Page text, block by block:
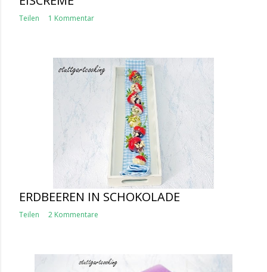
Teilen 1 Kommentar
ERDBEEREN IN SCHOKOLADE
Teilen 2 Kommentare